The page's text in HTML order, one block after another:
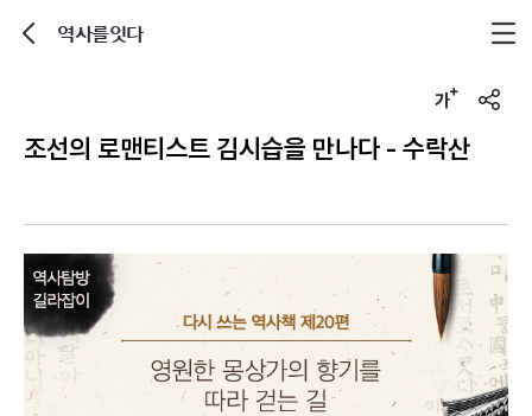
역사를잇다
u
조선의 로맨티스트 김시습을 만나다 - 수락산